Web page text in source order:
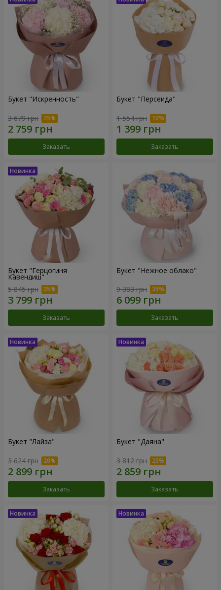
Букет "Искренность"
3 679 грн
Заказать
Букет "Персеида"
1 554 грн
Заказать
Букет "Герцогиня
Кавендиш"
5 845 грн
Заказать
Букет "Нежное облако"
9 383 грн
Заказать
Букет "Лайза"
3 624 грн
Заказать
Букет "Даяна"
3 812 грн
Заказать